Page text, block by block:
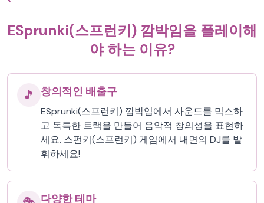
ESprunki(스프런키) 깜박임을 플레이해
야 하는 이유?
🎵 창의적인 배출구
ESprunki(스프런키) 깜박임에서 사운드를 믹스하
고 독특한 트랙을 만들어 음악적 창의성을 표현하
세요. 스펀키(스프런키) 게임에서 내면의 DJ를 발
휘하세요!
다양한 테마